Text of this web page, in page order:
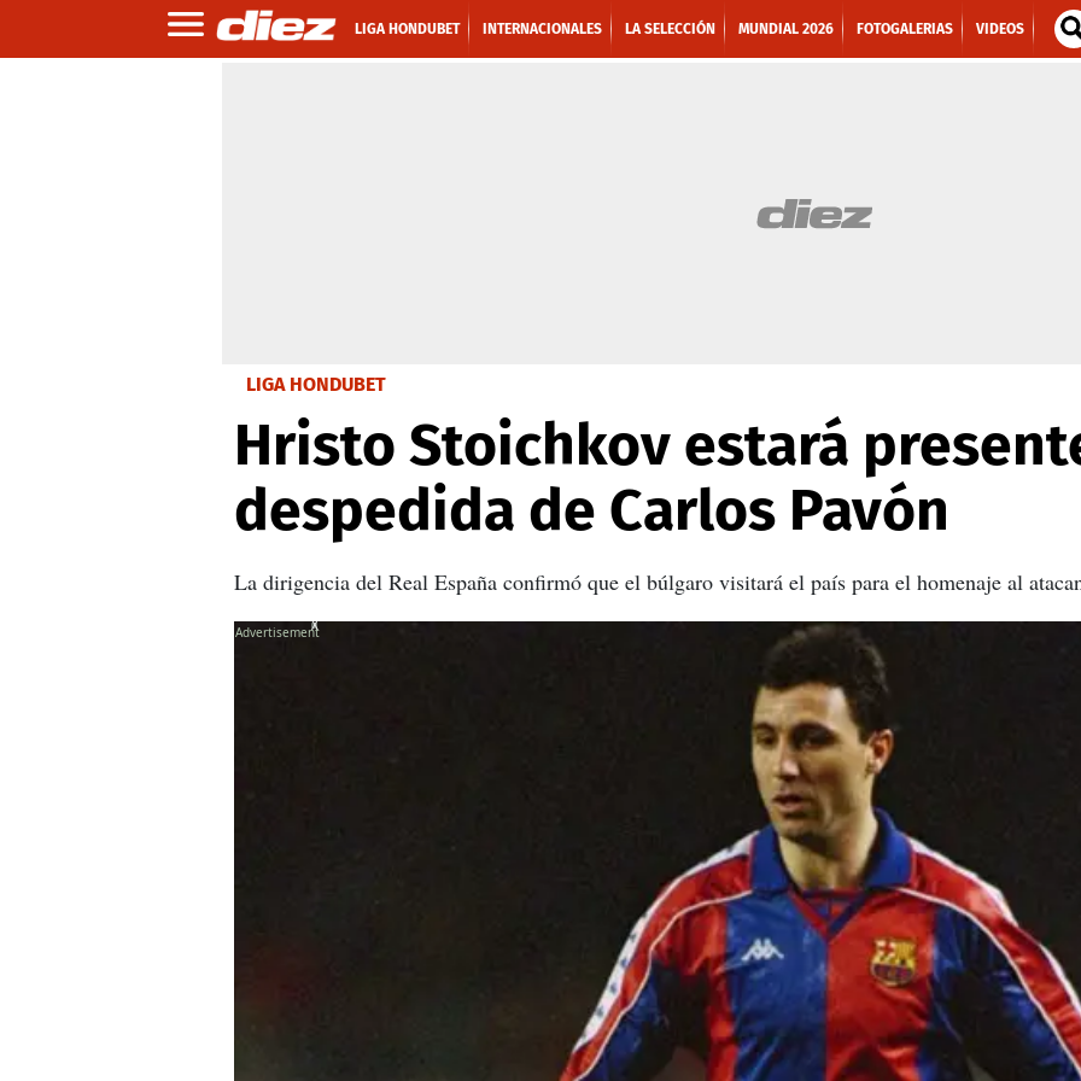
LIGA HONDUBET INTERNACIONALES LA SELECCIÓN MUNDIAL 2026 FOTOGALERIAS VIDEOS
LIGA HONDUBET
Hristo Stoichkov estará
despedida de Carlos Pavón
La dirigencia del Real España confirmó que el búlgaro visitará el país para el homenaje al
X